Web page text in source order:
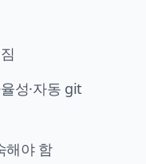
성·자동 git
해야 함